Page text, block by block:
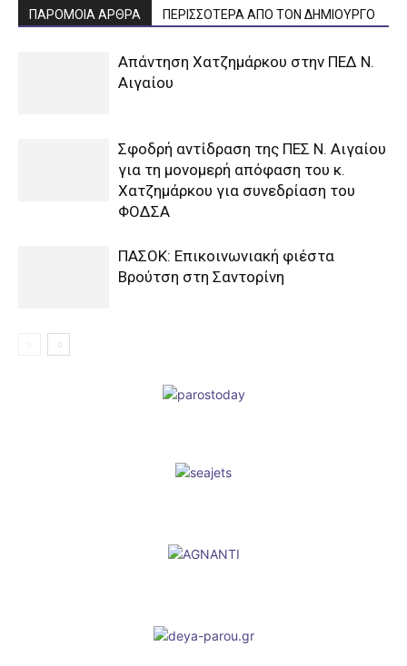
ΠΑΡΟΜΟΙΑ ΑΡΘΡΑ ΠΕΡΙΣΣΟΤΕΡΑ ΑΠΟ ΤΟΝ ΔΗΜΙΟΥΡΓΟ
Απάντηση Χατζημάρκου στην ΠΕΔ Ν.
Αιγαίου
Σφοδρή αντίδραση της ΠΕΣ Ν. Αιγαίου
για τη μονομερή απόφαση του κ.
Χατζημάρκου για συνεδρίαση του
ΦΟΔΣΑ
ΠΑΣΟΚ: Επικοινωνιακή φιέστα
Βρούτση στη Σαντορίνη